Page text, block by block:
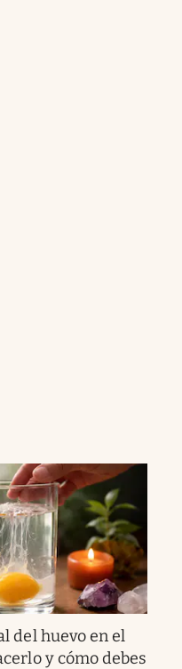
del huevo en el
y cómo debes